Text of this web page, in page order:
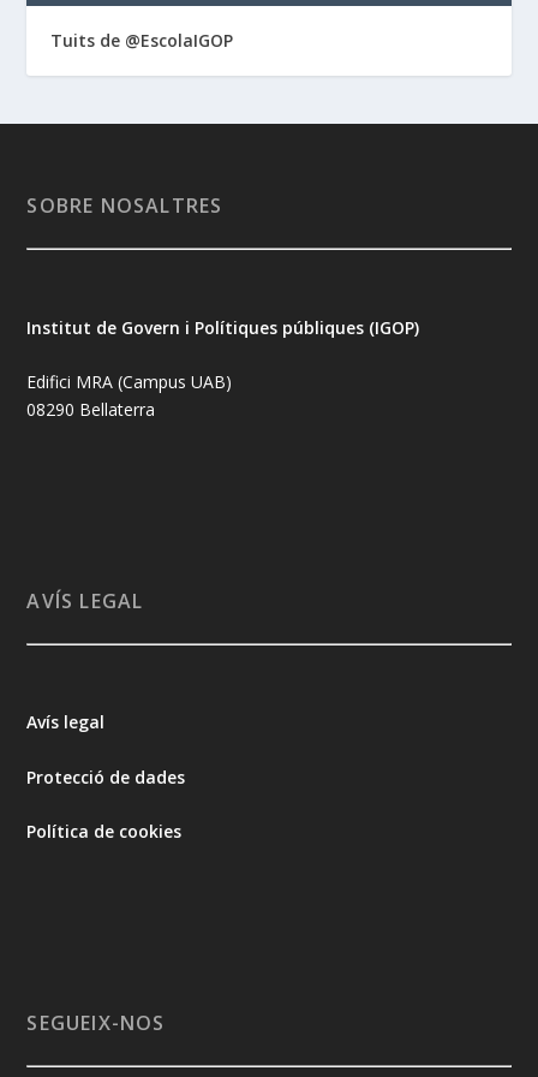
Tuits de @EscolaIGOP
SOBRE NOSALTRES
Institut de Govern i Polítiques públiques (IGOP)
Edifici MRA (Campus UAB)
08290 Bellaterra
AVÍS LEGAL
Avís legal
Protecció de dades
Política de cookies
SEGUEIX-NOS